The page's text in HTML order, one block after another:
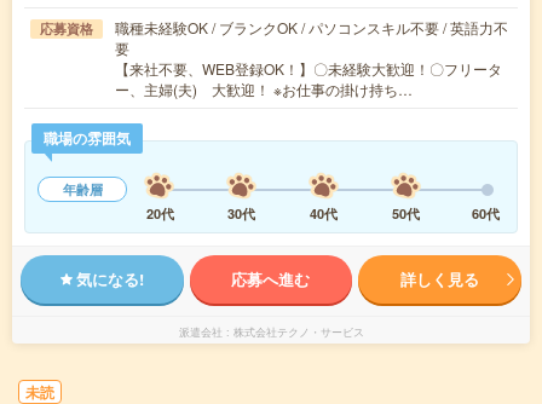
応募資格
職種未経験OK / ブランクOK / パソコンスキル不要 / 英語力不
要
【来社不要、WEB登録OK！】〇未経験大歓迎！〇フリータ
ー、主婦(夫) 大歓迎！ ※お仕事の掛け持ち…
職場の雰囲気
年齢層
20代
30代 40代 50代 60代
気になる! 応募へ進む 詳しく見る
派遣会社 株式会社テクノ・サービス
未読